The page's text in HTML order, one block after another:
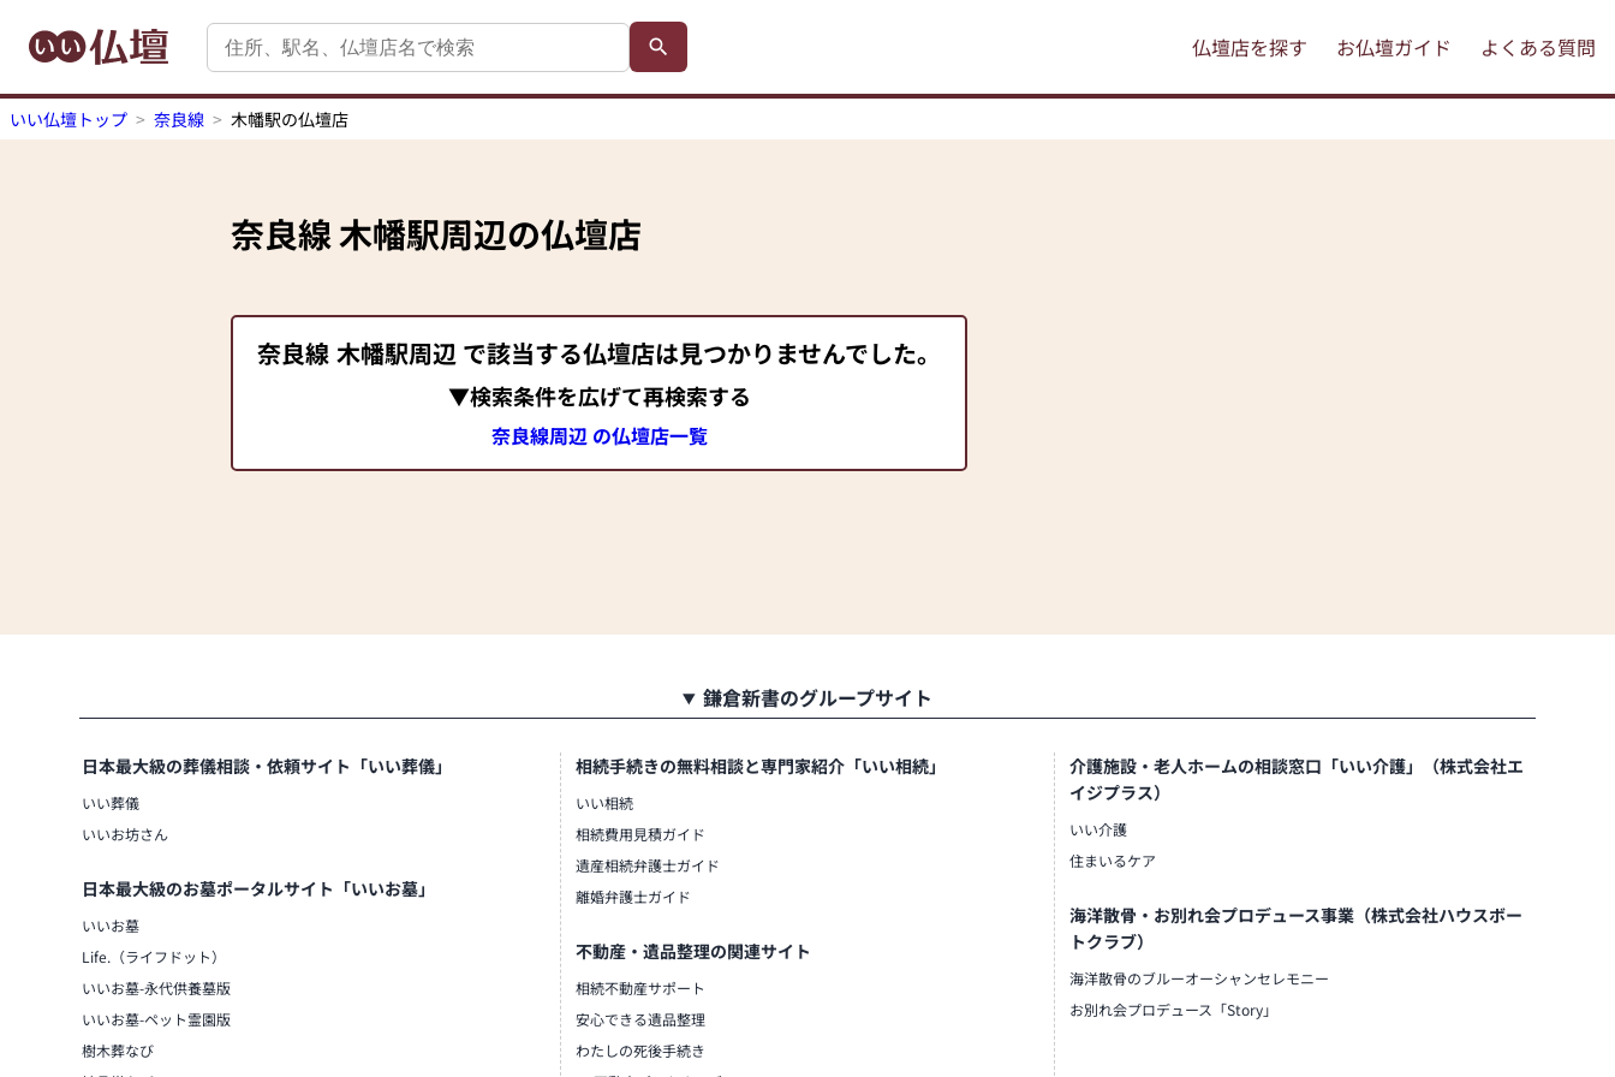
仏壇店を探す お仏壇ガイド よくある質問
いい仏壇トップ 奈良線 木幡駅の仏壇店
奈良線木幡駅周辺の仏壇店
奈良線 木幡駅周辺 で該当する仏壇店は見つかりませんでした。
▼検索条件を広げて再検索する
奈良線周辺 の仏壇店一覧
鎌倉新書のグループサイト
日本最大級の葬儀相談・依頼サイト「いい葬儀」
いい葬儀
いいお坊さん
日本最大級のお墓ポータルサイト「いいお墓」
いいお墓
Life.（ライフドット）
いいお墓-永代供養墓版
いいお墓-ペット霊園版
樹木葬なび
相続手続きの無料相談と専門家紹介「いい相続」
いい相続
相続費用見積ガイド
遺産相続弁護士ガイド
離婚弁護士ガイド
不動産・遺品整理の関連サイト
相続不動産サポート
安心できる遺品整理
わたしの死後手続き
介護施設・老人ホームの相談窓口「いい介護」（株式会社エ
イジプラス）
いい介護
住まいるケア
海洋散骨・お別れ会プロデュース事業（株式会社ハウスボー
トクラブ）
海洋散骨のブルーオーシャンセレモニー
お別れ会プロデュース「Story」